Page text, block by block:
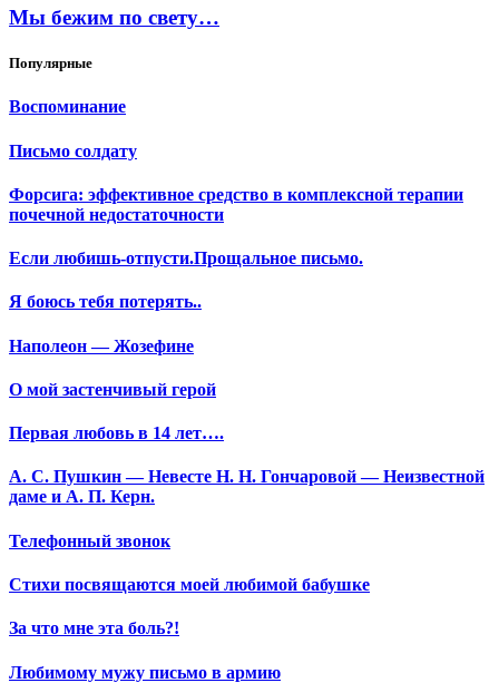
Мы бежим по свету…
Популярные
Воспоминание
Письмо солдату
Форсига: эффективное средство в комплексной терапии
почечной недостаточности
Если любишь-отпусти.Прощальное письмо.
Я боюсь тебя потерять..
Наполеон — Жозефине
О мой застенчивый герой
Первая любовь в 14 лет….
А. С. Пушкин — Невесте Н. Н. Гончаровой — Неизвестной
даме и А. П. Керн.
Телефонный звонок
Стихи посвящаются моей любимой бабушке
За что мне эта боль?!
Любимому мужу письмо в армию